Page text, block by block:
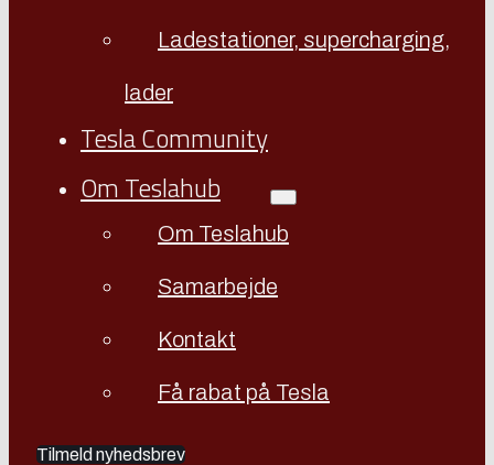
Ladestationer, supercharging,
lader
Tesla Community
Om Teslahub
Om Teslahub
Samarbejde
Kontakt
Få rabat på Tesla
Tilmeld nyhedsbrev